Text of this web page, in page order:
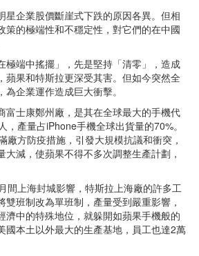
星企業股價斷崖式下跌的原因各異。但相
策的極端性和不穩定性，對它們的在中國
極端中搖擺」，先是堅持「清零」，造成
蘋果和特斯拉更深受其害。但如今突然全
企業運作造成巨大衝擊。
富士康鄭州廠，是其在全球最大的手機代
，產量占iPhone手機全球出貨量的70%。
廠方防疫措施，引發大規模抗議和衝突，
減，使蘋果不得不多次調整生產計劃，
間上海封城影響，特斯拉上海廠的許多工
雙班制改為單班制，產量受到嚴重影響，
濟中的特殊地位，就躲開如蘋果手機般的
國本土以外最大的生產基地，員工也達2萬